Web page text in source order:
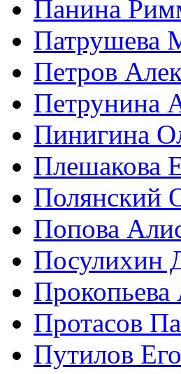
Панина
Патрушева
Петров
Петрунина
Пинигина
Плешакова
Полянский
Попова
Посулихин
Прокопьева
Протасов
Путилов